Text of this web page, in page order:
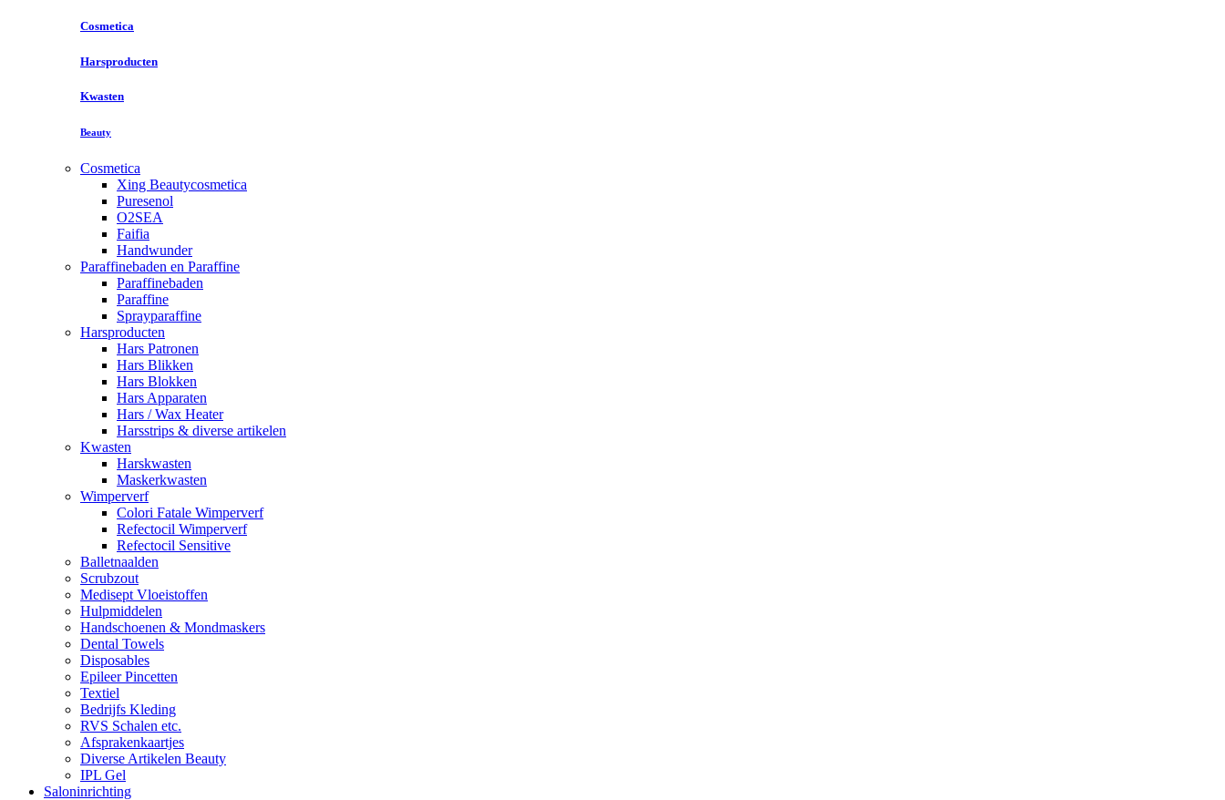
Cosmetica
Harsproducten
Kwasten
Beauty
Cosmetica
Xing Beautycosmetica
Puresenol
O2SEA
Faifia
Handwunder
Paraffinebaden en Paraffine
Paraffinebaden
Paraffine
Sprayparaffine
Harsproducten
Hars Patronen
Hars Blikken
Hars Blokken
Hars Apparaten
Hars / Wax Heater
Harsstrips & diverse artikelen
Kwasten
Harskwasten
Maskerkwasten
Wimperverf
Colori Fatale Wimperverf
Refectocil Wimperverf
Refectocil Sensitive
Balletnaalden
Scrubzout
Medisept Vloeistoffen
Hulpmiddelen
Handschoenen & Mondmaskers
Dental Towels
Disposables
Epileer Pincetten
Textiel
Bedrijfs Kleding
RVS Schalen etc.
Afsprakenkaartjes
Diverse Artikelen Beauty
IPL Gel
Saloninrichting